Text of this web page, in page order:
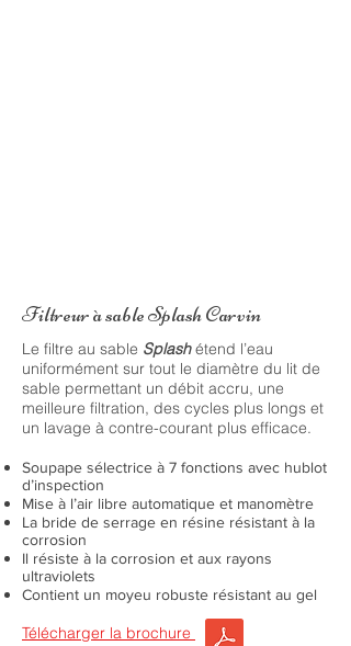
Filtreur à sable Splash Carvin
Le filtre au sable Splashétend l’eau
uniformément sur tout le diamètre du lit de
sable permettant un débit accru, une
meilleure filtration, des cycles plus longs et
un lavage à contre-courant plus efficace.
Soupape sélectrice à 7 fonctions avec hublot
d’inspection
Mise à l’air libre automatique et manomètre
La bride de serrage en résine résistant à la
corrosion
Il résiste à la corrosion et aux rayons
ultraviolets
Contient un moyeu robuste résistant au gel
Télécharger la brochure